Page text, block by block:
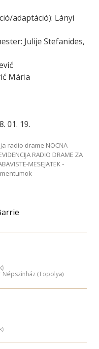
adaptáció): Lányi
Julije Stefanides,
Mária
01. 19.
radio drame NOCNA
RADIO DRAME ZA
MESEJATEK -
Népszínház (Topolya)